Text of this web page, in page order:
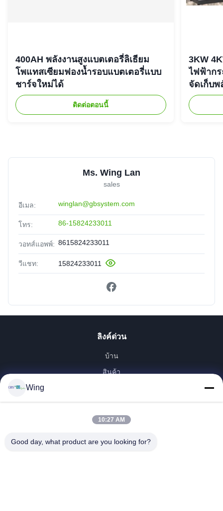
400AH พลังงานสูงแบตเตอรี่ลิเธียม
โพแทสเซียมฟองน้ำรอบแบตเตอรี่แบบ
ชาร์จใหม่ได้
ติดต่อตอนนี้
3KW
ไฟฟ้าก
จัดเก็บพ
Ms. Wing Lan
sales
อีเมล: winglan@gbsystem.com
โทร: 86-15824233011
วอทส์แอพพ์: 8615824233011
วีแชท: 15824233011
ลิงค์ด่วน
บ้าน
สินค้า
รายการ VR
เกี่ยวกับเรา
Wing
10:27 AM
Good day, what product are you looking for?